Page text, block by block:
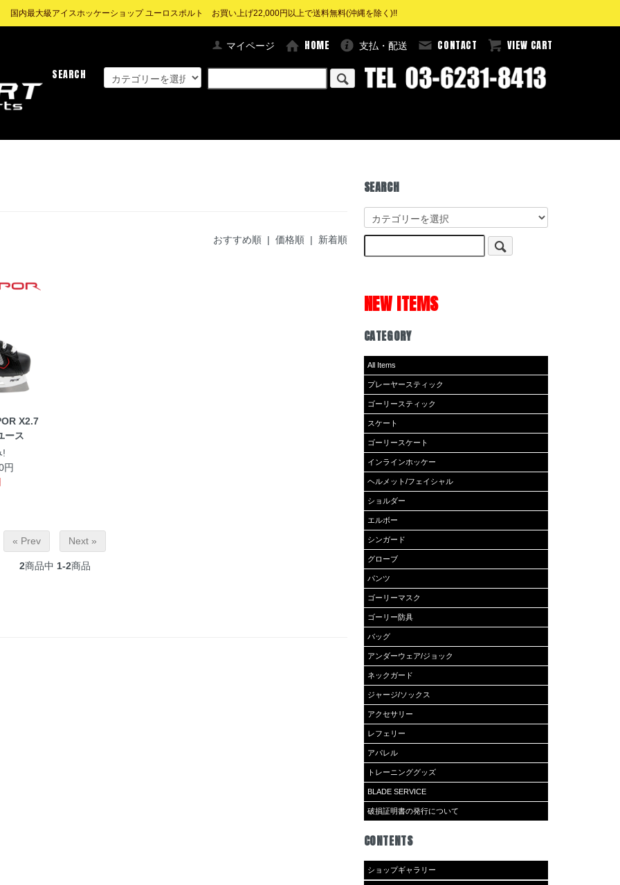
内最大級アイスホッケーショップ ユーロスポルト お買い上げ22,000円以上で送料無料(沖縄を除く)!!
マイページ HOME 支払・配送 CONTACT VIEW CART
SEARCH
おすすめ順 |価格順 | 新着順
X2.7
ース
!
円
« Prev Next »
2商品中 1-2商品
SEARCH
NEW ITEMS
CATEGORY
All Items
プレーヤースティック
ゴーリースティック
スケート
ゴーリースケート
インラインホッケー
ヘルメット/フェイシャル
ショルダー
エルボー
シンガード
グローブ
パンツ
ゴーリーマスク
ゴーリー防具
バッグ
アンダーウェア/ジョック
ネックガード
ジャージ/ソックス
アクセサリー
レフェリー
アパレル
トレーニンググッズ
BLADE SERVICE
破損証明書の発行について
CONTENTS
ショップギャラリー